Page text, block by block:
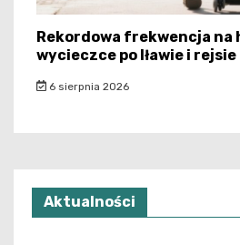
Rekordowa frekwencja
wycieczce po Iławie i
6 sierpnia 2026
Aktualności